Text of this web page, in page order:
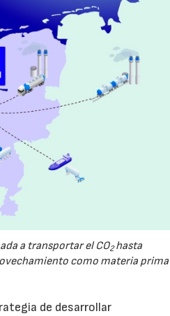
a transportar el CO2hasta
como materia prima
de desarrollar